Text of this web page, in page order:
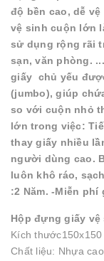
độ bền cao, dễ
vệ sinh cuộn lớn
sử dụng rộng rãi
sạn, văn phòng.
giấy chủ yếu
(jumbo), giúp
so với cuộn nhỏ
lớn trong việc:
thay giấy nhiều
người dùng cao.
luôn khô ráo,
:2 Năm. -Miễn
Hộp đựng giấy vệ
Kích thước150x150
Chất liệu: Nhựa